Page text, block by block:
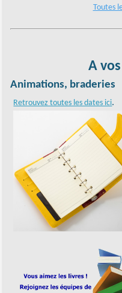
Toutes
A
Animations, braderies
Retrouvez toutes les dates ici.